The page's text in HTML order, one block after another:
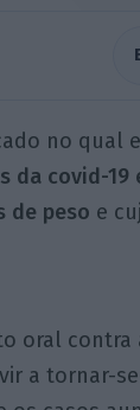
no qual
da covid-19
de peso e
oral contra
a tornar-se